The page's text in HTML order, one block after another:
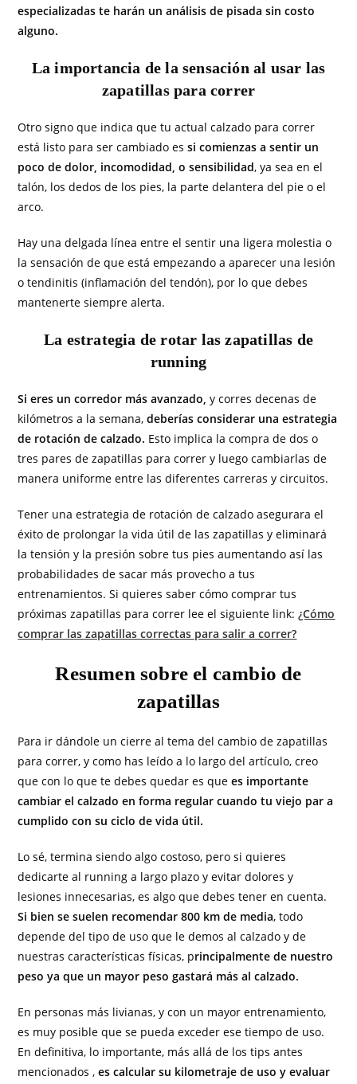
especializadas te harán un análisis de pisada sin costo
alguno.
La importancia de la sensación al usar las
zapatillas para correr
Otro signo que indica que tu actual calzado para correr
está listo para ser cambiado essi comienzas a sentir un
poco de dolor, incomodidad, o sensibilidad, ya sea en el
talón, los dedos de los pies, la parte delantera del pie o el
arco.
Hay una delgada línea entre el sentir una ligera molestia o
la sensación de que está empezando a aparecer una lesión
o tendinitis (inflamación del tendón), por lo que debes
mantenerte siempre alerta.
La estrategia de rotar las zapatillas de
running
Si eres un corredor más avanzado, y corres decenas de
kilómetros a la semana,deberías considerar una estrategia
de rotación de calzado. Esto implica la compra de dos o
tres pares de zapatillas para correr y luego cambiarlas de
manera uniforme entre las diferentes carreras y circuitos.
Tener una estrategia de rotación de calzado asegurara el
éxito de prolongar la vida útil de las zapatillas y eliminará
la tensión y la presión sobre tus pies aumentando así las
probabilidades de sacar más provecho a tus
entrenamientos. Si quieres saber cómo comprar tus
próximas zapatillas para correr lee el siguiente link:¿Cómo
comprar las zapatillas correctas para salir a correr?
Resumen sobre el cambio de
zapatillas
Para ir dándole un cierre al tema del cambio de zapatillas
para correr, y como has leído a lo largo del artículo, creo
que con lo que te debes quedar es quees importante
cambiar el calzado en forma regular cuando tu viejo par a
cumplido con su ciclo de vida útil.
Lo sé, termina siendo algo costoso, pero si quieres
dedicarte al running a largo plazo y evitar dolores y
lesiones innecesarias, es algo que debes tener en cuenta.
Si bien se suelen recomendar 800 km de media, todo
depende del tipo de uso que le demos al calzado y de
nuestras características físicas, principalmente de nuestro
peso ya que un mayor peso gastará más al calzado.
En personas más livianas, y con un mayor entrenamiento,
es muy posible que se pueda exceder ese tiempo de uso.
En definitiva, lo importante, más allá de los tips antes
mencionados ,es calcular su kilometraje de uso y evaluar